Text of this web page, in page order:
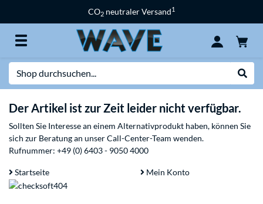
CO2 neutraler Versand1
Der Artikel ist zur Zeit leider nicht verfügbar.
Sollten Sie Interesse an einem Alternativprodukt haben, können Sie
sich zur Beratung an unser Call-Center-Team wenden.
Rufnummer: +49 (0) 6403 - 9050 4000
Startseite Mein Konto